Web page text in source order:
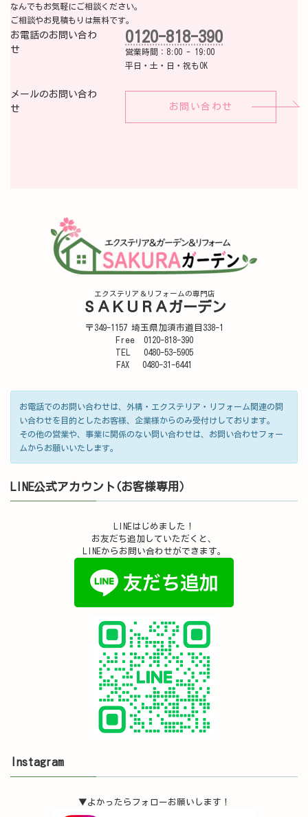
なんでもお気軽にご相談ください。
ご相談やお見積もりは無料です。
お電話のお問い合わ
せ
0120-818-390
営業時間：8:00 - 19:00
平日・土・日・祝もOK
メールのお問い合わ
せ
お問い合わせ
エクステリア＆リフォームの専門店
ＳＡＫＵＲＡガーデン
〒349-1157 埼玉県加須市道目338-1
Free 0120-818-390
TEL 0480-53-5905
FAX 0480-31-6441
お電話でのお問い合わせは、外構・エクステリア・リフォーム関連の問
い合わせを目的としたお客様、企業様からのみ受付けしております。
その他の営業や、事業に関係のない問い合わせは、お問い合わせフォー
ムからお願いいたします。
LINE公式アカウント(お客様専用）
LINEはじめました！
お友だち追加していただくと、
LINEからお問い合わせができます。
Instagram
▼よかったらフォローお願いします！